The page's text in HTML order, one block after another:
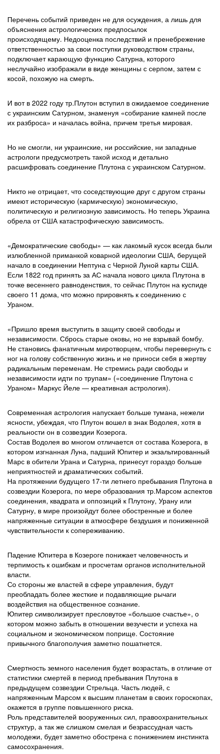
Перечень событий приведен не для осуждения, а лишь для
объяснения астрологических предпосылок
происходящему. Недооценка последствий и пренебрежение
ответственностью за свои поступки руководством страны,
подключает карающую функцию Сатурна, которого
неслучайно изображали в виде женщины с серпом, затем с
косой, похожую на смерть.
И вот в 2022 году тр.Плутон вступил в ожидаемое соединение
с украинским Сатурном, знаменуя «собирание камней после
их разброса» и началась война, причем третья мировая.
Но не смогли, ни украинские, ни российские, ни западные
астрологи предусмотреть такой исход и детально
расшифровать соединение Плутона с украинском Сатурном.
Никто не отрицает, что соседствующие друг с другом страны
имеют историческую (кармическую) экономическую,
политическую и религиозную зависимость. Но теперь Украина
обрела от США катастрофическую зависимость.
«Демократические свободы» — как лакомый кусок всегда были
излюбленной приманкой коварной идеологии США, берущей
начало в соединении Нептуна с Черной Луной карты США.
Если 1822 год принять за АС начала нового цикла Плутона в
точке весеннего равноденствия, то сейчас Плутон на куспиде
своего 11 дома, что можно прировнять к соединению с
Ураном.
«Пришло время выступить в защиту своей свободы и
независимости. Сбрось старые оковы, но не взрывай бомбу.
Не становись фанатичным миротворцем, чтобы перевернуть с
ног на голову собственную жизнь и не приноси себя в жертву
радикальным переменам. Не стремись ради свободы и
независимости идти по трупам» («соединение Плутона с
Ураном» Маркус Йеле — креативная астрология).
Современная астрология напускает больше тумана, нежели
ясности, убеждая, что Плутон вошел в знак Водолея, хотя в
реальности он в созвездии Козерога.
Состав Водолея во многом отличается от состава Козерога, в
котором изгнанная Луна, падший Юпитер и экзальтированный
Марс в обители Урана и Сатурна, принесут гораздо больше
неприятностей и драматических событий.
На протяжении будущего 17-ти летнего пребывания Плутона в
созвездии Козерога, по мере образования тр.Марсом аспектов
соединения, квадрата и оппозиций к Плутону, Урану или
Сатурну, в мире произойдут более обостренные и более
напряженные ситуации в атмосфере бездушия и пониженной
чувствительности к сопереживанию.
Падение Юпитера в Козероге понижает человечность и
терпимость к ошибкам и просчетам органов исполнительной
власти.
Со стороны же властей в сфере управления, будут
преобладать более жесткие и подавляющие рычаги
воздействия на общественное сознание.
Юпитер символизирует пресловутое «большое счастье», о
котором можно забыть в отношении везучести и успеха на
социальном и экономическом поприще. Состояние
привычного благополучия заметно пошатнется.
Смертность земного населения будет возрастать, в отличие от
статистики смертей в период пребывания Плутона в
предыдущем созвездии Стрельца. Часть людей, с
напряженным Марсом к высшим планетам в своих гороскопах,
окажется в группе повышенного риска.
Роль представителей вооруженных сил, правоохранительных
структур, а так же слишком смелая и безрассудная часть
молодежи, будет заметно обострена с понижением инстинкта
самосохранения.